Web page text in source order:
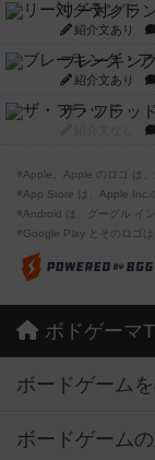
リー対グラ
紹介文あり
ブレーキン
紹介文あり
ザ・フラッド
※Apple、Apple のロゴ は
※App Store は、Apple Inc.
※Android は、グーグル イ
※Google Play とそのロゴ
ボドゲーマ
ボードゲーム
ボードゲーム